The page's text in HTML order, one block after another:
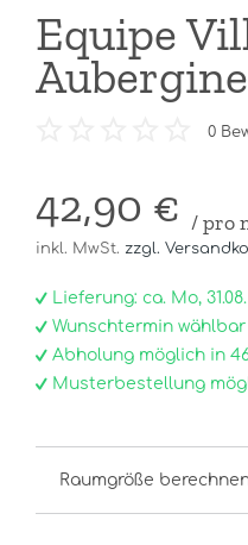
Equipe
0
42,90 € / pro
inkl. MwSt. zzgl.
Lieferung: ca. Mo, 31.08.
Wunschtermin wählbar
Abholung möglich in
Musterbestellung
Raumgröße